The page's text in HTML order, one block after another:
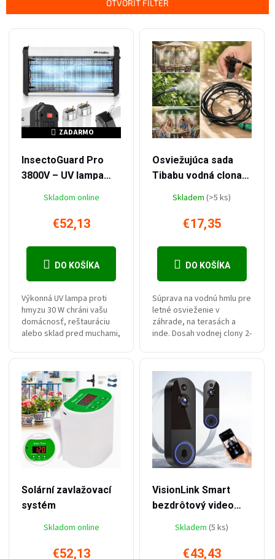
OTVORIŤ FILTER
ZADARMO
ZADARMO
InsectoGuard Pro
3800V – UV lampa
Skladom online
€52,13
DO KOŠÍKA
Výkonná UV lampa proti
hmyzu 30 W chráni vašu
domácnosť, reštauráciu
alebo sklad pred muchami,
dosahu až 200 m², sieti s
napätím 3800...
Osviežujúca sada
Tibabu vodná clona
Skladem(>5 ks)
€17,35
DO KOŠÍKA
Súprava na vodnú hmlu pre
letné osvieženie v
záhrade, na terasách a
inde. Dosah vodnej clony 2-
spoj, 10 trysiek/...
Solární zavlažovací
systém
Skladom online
€52,13
VisionLink Smart
bezdrôtový video
Skladem(5 ks)
€43,43